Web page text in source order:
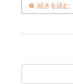
続きを読む